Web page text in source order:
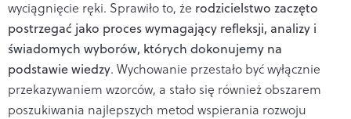
wyciągnięcie ręki. Sprawiło to, że rodzicielstwo zaczęto
postrzegać jako proces wymagający refleksji, analizy i
świadomych wyborów, których dokonujemy na
podstawie wiedzy. Wychowanie przestało być wyłącznie
przekazywaniem wzorców, a stało się również obszarem
poszukiwania najlepszych metod wspierania rozwoju